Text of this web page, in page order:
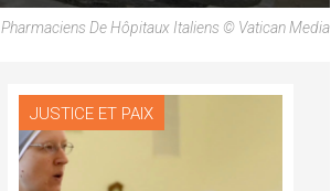
Pharmaciens De Hôpitaux Italiens © Vatican Media
JUSTICE ET PAIX